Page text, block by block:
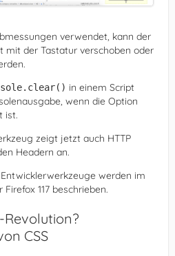
verwendet, kann der
mit der Tastatur verschoben oder
in einem Script
wenn die Option
ist.
zeigt jetzt auch HTTP
Headern an.
werden im
Firefox 117 beschrieben.
CSS